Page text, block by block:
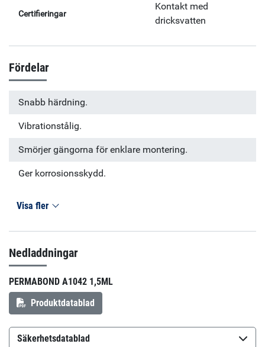
Certifieringar
Kontakt med
dricksvatten
Fördelar
Snabb härdning.
Vibrationstålig.
Smörjer gängorna för enklare montering.
Ger korrosionsskydd.
Visa fler
Nedladdningar
PERMABOND A1042 1,5ML
Produktdatablad
Säkerhetsdatablad